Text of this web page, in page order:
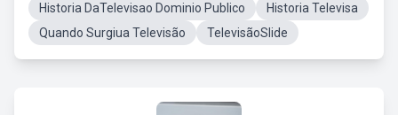
Historia DaTelevisao Dominio Publico
Historia Televisa
Quando Surgiua Televisão
TelevisãoSlide